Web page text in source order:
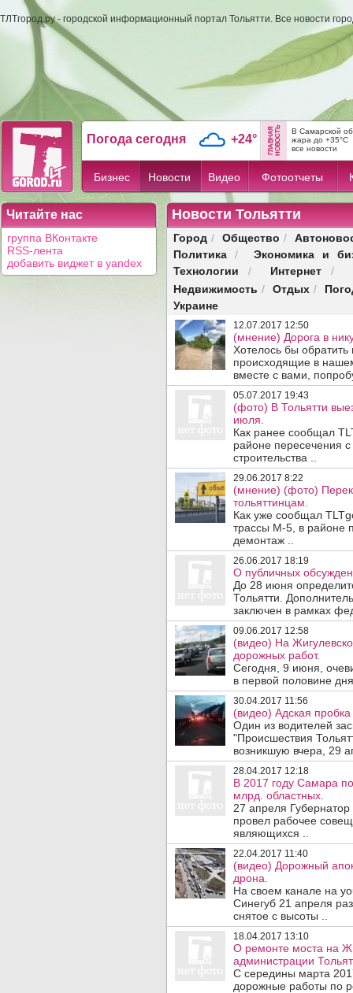
ТЛТгород.ру - городской информационный портал Тольятти. Все новости
Погода сегодня +24°
В Самарской
жара до +35°C
все новости
Бизнес Новости Видео Фотоотчеты
Читайте нас
группа ВКонтакте
RSS-лента
добавить виджет в yandex
Новости Тольятти
Город / Общество /
Политика /
Экономика и
Технологии / Интернет/
Недвижимость / Отдых /
Украине
12.07.2017 12:50
(мнение) Дорога в
Хотелось бы
происходящие в
вместе с вами,
05.07.2017 19:43
(фото) В Тольятти
июля.
Как ранее сообщал
районе пересечения
строительства ..
29.06.2017 8:22
(мнение) (фото)
тольяттинцам.
Как уже сообщал
трассы М-5, в районе
демонтаж ..
26.06.2017 18:19
О публичных
До 28 июня
Тольятти.
заключен в рамках
09.06.2017 12:58
(видео) На
дорожных работ.
Сегодня, 9 июня,
в первой половине
30.04.2017 11:56
(видео) Адская
Один из водителей
"Происшествия
возникшую вчера, 29
28.04.2017 12:18
В 2017 году Самара
млрд. областных.
27 апреля
провел рабочее
являющихся ..
22.04.2017 11:40
(видео) Дорожный
дрона.
На своем канале на
Синегуб 21 апреля
снятое с высоты ..
18.04.2017 13:10
О ремонте моста на
администрации
С середины марта
дорожные работы по